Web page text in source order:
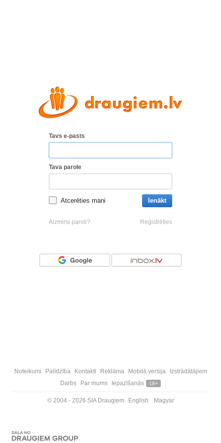
Tavs e-pasts
Tava parole
Atcerēties mani Ienākt
Aizmirsi paroli? Reģistrēties
Noteikumi Palīdzība Kontakti Reklāma Mobilā versija
Izstrādātājiem
Darbs
Par mums Iepazīšanās 18+
© 2004 - 2026 SIA Draugiem English Magyar